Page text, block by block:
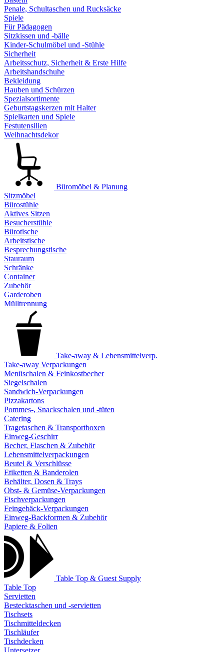
Penale, Schultaschen und Rucksäcke
Spiele
Für Pädagogen
Sitzkissen und -bälle
Kinder-Schulmöbel und -Stühle
Sicherheit
Arbeitsschutz, Sicherheit & Erste Hilfe
Arbeitshandschuhe
Bekleidung
Hauben und Schürzen
Spezialsortimente
Geburtstagskerzen mit Halter
Spielkarten und Spiele
Festutensilien
Weihnachtsdekor
Büromöbel & Planung
Sitzmöbel
Bürostühle
Aktives Sitzen
Besucherstühle
Bürotische
Arbeitstische
Besprechungstische
Stauraum
Schränke
Container
Zubehör
Garderoben
Mülltrennung
Take-away & Lebensmittelverp.
Take-away Verpackungen
Menüschalen & Feinkostbecher
Siegelschalen
Sandwich-Verpackungen
Pizzakartons
Pommes-, Snackschalen und -tüten
Catering
Tragetaschen & Transportboxen
Einweg-Geschirr
Becher, Flaschen & Zubehör
Lebensmittelverpackungen
Beutel & Verschlüsse
Etiketten & Banderolen
Behälter, Dosen & Trays
Obst- & Gemüse-Verpackungen
Fischverpackungen
Feingebäck-Verpackungen
Einweg-Backformen & Zubehör
Papiere & Folien
Table Top & Guest Supply
Table Top
Servietten
Bestecktaschen und -servietten
Tischsets
Tischmitteldecken
Tischläufer
Tischdecken